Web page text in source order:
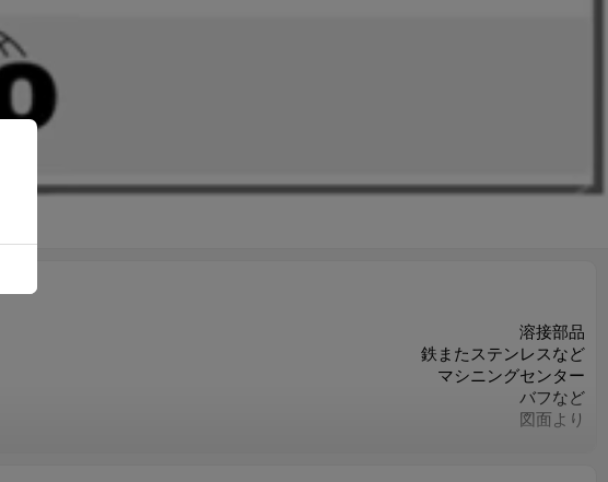
溶接部品
鉄またステンレスなど
マシニングセンター
バフなど
図面より